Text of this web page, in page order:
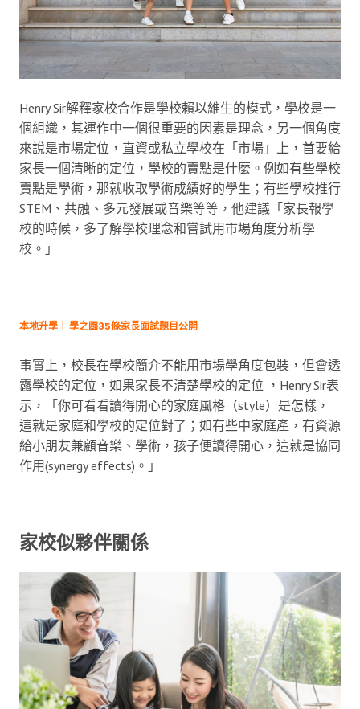
Henry Sir解釋家校合作是學校賴以維生的模式，學校是一
個組織，其運作中一個很重要的因素是理念，另一個角度
來說是市場定位，直資或私立學校在「市場」上，首要給
家長一個清晰的定位，學校的賣點是什麼。例如有些學校
賣點是學術，那就收取學術成績好的學生；有些學校推行
STEM、共融、多元發展或音樂等等，他建議「家長報學
校的時候，多了解學校理念和嘗試用市場角度分析學
校。」
本地升學｜ 學之園35條家長面試題目公開
事實上，校長在學校簡介不能用市場學角度包裝，但會透
露學校的定位，如果家長不清楚學校的定位 ，Henry Sir表
示，「你可看看讀得開心的家庭風格（style）是怎樣，
這就是家庭和學校的定位對了；如有些中家庭產，有資源
給小朋友兼顧音樂、學術，孩子便讀得開心，這就是協同
作用(synergy effects)。」
家校似夥伴關係